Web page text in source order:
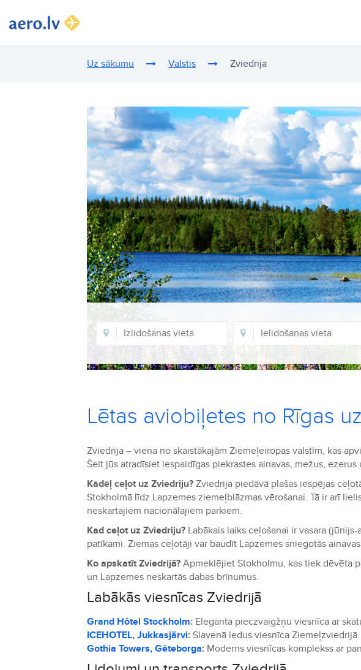
Uz sākumu Valstis Zviedrija
Lētas aviobiļetes no Rīgas
Zviedrija – viena no skaistākajām Ziemeļeiropas valstīm, kas
Šeit jūs atradīsiet iespaidīgas piekrastes ainavas, mežus, ezerus
Kādēļ ceļot uz Zviedriju? Zviedrija piedāvā plašas iespējas
Stokholmā līdz Lapzemes ziemeļblāzmas vērošanai. Tā ir arī
neskartajiem nacionālajiem parkiem.
Kad ceļot uz Zviedriju? Labākais laiks ceļošanai ir vasara
patīkami. Ziemas ceļotāji var baudīt Lapzemes sniegotās
Ko apskatīt Zviedrijā? Apmeklējiet Stokholmu, kas tiek dēvēta
un Lapzemes neskartās dabas brīnumus.
Labākās viesnīcas Zviedrijā
Grand Hôtel Stockholm: Eleganta pieczvaigžņu viesnīca ar
ICEHOTEL, Jukkasjärvi: Slavenā ledus viesnīca Ziemeļzviedrijā.
Gothia Towers, Gēteborga: Moderns viesnīcas komplekss ar